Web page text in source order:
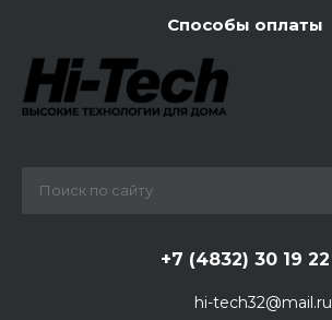
Способы оплаты
hi-tech32@mail.ru
+7 (4832) 30 19 22